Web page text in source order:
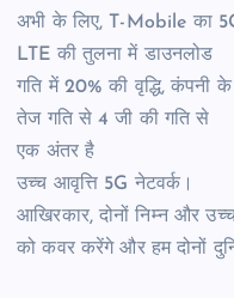
अभी के लिए, T-Mobile का
LTE की तुलना में डाउनलोड
गति में 20% की वृद्धि, कंपनी
तेज गति से 4 जी की गति से
एक अंतर है
उच्च आवृत्ति 5G नेटवर्क।
आखिरकार, दोनों निम्न और
को कवर करेंगे और हम दोनों